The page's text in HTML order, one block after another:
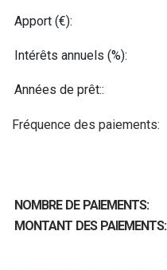
Apport (€):
Intérêts annuels (%):
Années de prêt::
Fréquence des paiements:
NOMBRE DE PAIEMENTS:
MONTANT DES PAIEMENTS: